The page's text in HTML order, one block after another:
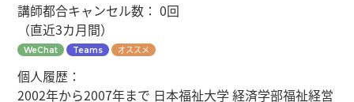
講師都合キャンセル数：0回
（直近3カ月間）
WeChat Teams オススメ
個人履歴：
2002年から2007年まで 日本福祉大学 経済学部福祉経営